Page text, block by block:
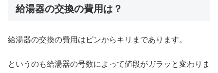
給湯器の交換の費用は？
給湯器の交換の費用はピンからキリまであります。
というのも給湯器の号数によって値段がガラッと変わりま